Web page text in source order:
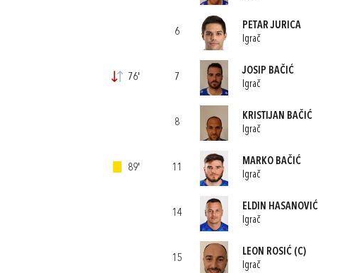
76'
89'
6
PETAR JURICA
Igrač
7
JOSIP BAČIĆ
Igrač
8
KRISTIJAN BAČIĆ
Igrač
11
MARKO BAČIĆ
Igrač
14
ELDIN HASANOVIĆ
Igrač
15
LEON ROSIĆ(C)
Igrač